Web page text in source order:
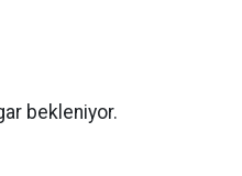
bekleniyor.